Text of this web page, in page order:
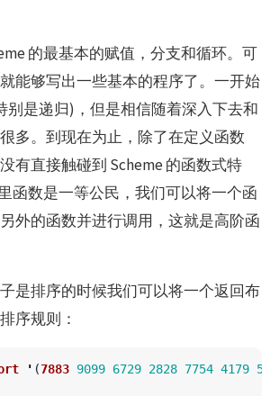
的最基本的赋值，分支和循环。可
能够写出一些基本的程序了。一开始
别是递归)，但是相信随着深入下去和
多。到现在为止，除了在定义函数
有直接触碰到 Scheme 的函数式特
函数是一等公民，我们可以将一个函
外的函数并进行调用，这就是高阶函
是排序的时候我们可以将一个返回布
序规则：
' (7883 9099 6729 2828 7754 4179